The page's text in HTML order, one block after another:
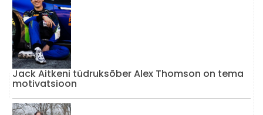
Jack Aitkeni tüdruksõber Alex Thomson on tema
motivatsioon